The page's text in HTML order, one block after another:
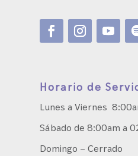
Horario de
Lunes a Viernes
Sábado de 8:00am a
Domingo – Cerrado